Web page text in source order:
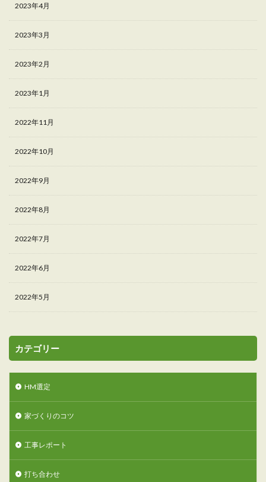
2023年4月
2023年3月
2023年2月
2023年1月
2022年11月
2022年10月
2022年9月
2022年8月
2022年7月
2022年6月
2022年5月
カテゴリー
HM選定
家づくりのコツ
工事レポート
打ち合わせ